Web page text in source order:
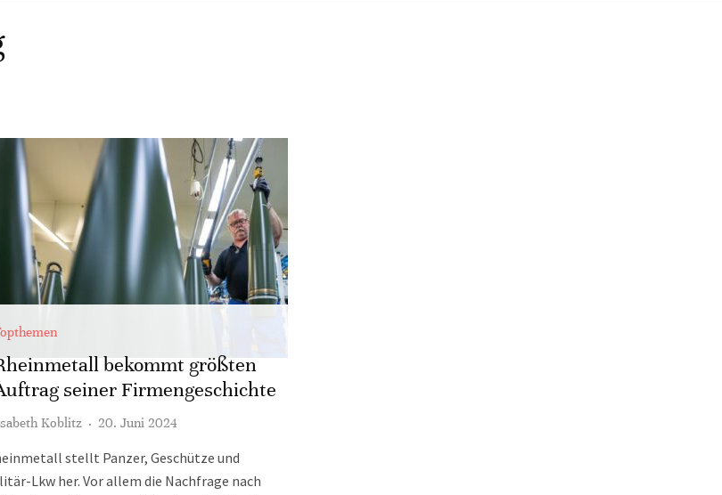
bekommt größten
seiner Firmengeschichte
Koblitz · 20. Juni 2024
stellt Panzer, Geschütze und
Lkw her. Vor allem die Nachfrage nach